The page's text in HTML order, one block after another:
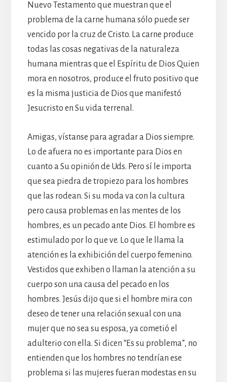
Nuevo Testamento que muestran que el
problema de la carne humana sólo puede ser
vencido por la cruz de Cristo. La carne produce
todas las cosas negativas de la naturaleza
humana mientras que el Espíritu de Dios Quien
mora en nosotros, produce el fruto positivo que
es la misma justicia de Dios que manifestó
Jesucristo en Su vida terrenal.
Amigas, vístanse para agradar a Dios siempre.
Lo de afuera no es importante para Dios en
cuanto a Su opinión de Uds. Pero sí le importa
que sea piedra de tropiezo para los hombres
que las rodean. Si su moda va con la cultura
pero causa problemas en las mentes de los
hombres, es un pecado ante Dios. El hombre es
estimulado por lo que ve. Lo que le llama la
atención es la exhibición del cuerpo femenino.
Vestidos que exhiben o llaman la atención a su
cuerpo son una causa del pecado en los
hombres. Jesús dijo que si el hombre mira con
deseo de tener una relación sexual con una
mujer que no sea su esposa, ya cometió el
adulterio con ella. Si dicen “Es su problema”, no
entienden que los hombres no tendrían ese
problema si las mujeres fueran modestas en su